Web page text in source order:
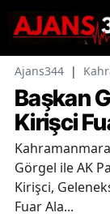
Ajans344 |
Başkan
Kirişci
Görgel ile AK
Kirişci,
Fuar Ala...